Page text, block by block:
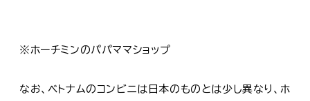
※ホーチミンのパパママショップ
なお、ベトナムのコンビニは日本のものとは少し異なり、ホ